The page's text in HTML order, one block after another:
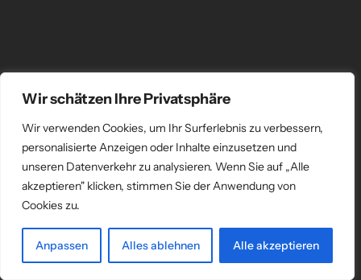
Wir schätzen Ihre Privatsphäre
Wir verwenden Cookies, um Ihr Surferlebnis zu verbessern,
personalisierte Anzeigen oder Inhalte einzusetzen und
unseren Datenverkehr zu analysieren. Wenn Sie auf „Alle
akzeptieren" klicken, stimmen Sie der Anwendung von
Cookies zu.
Anpassen Alles ablehnen Alle akzeptieren